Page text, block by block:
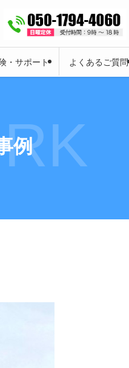
・サポート よくあるご質問
例